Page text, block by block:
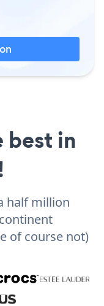
best in
half million
of course not)